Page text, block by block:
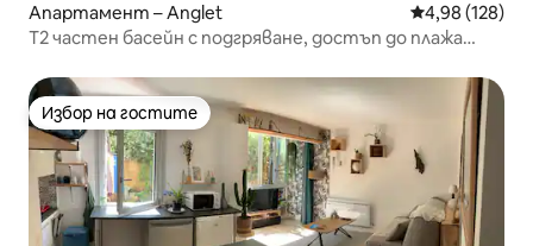
Апартамент – Anglet Средна
4,98 (128)
T2 частен басейн с подгряване, достъп до плажа
Избор на гостите
Избор на гостите